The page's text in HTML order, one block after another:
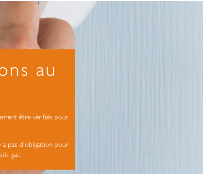
au
être vérifiés pour
a pas d’obligation pour
gaz.